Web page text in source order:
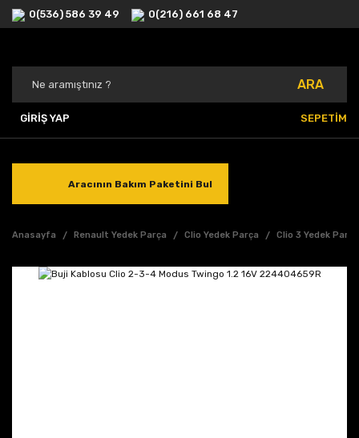
0(536) 586 39 49 0(216) 661 68 47
ARA
GİRİŞ YAP SEPETİM
Aracının Bakım Paketini Bul
Anasayfa Renault Yedek Parça Clio Yedek Parça Clio 3 Yedek